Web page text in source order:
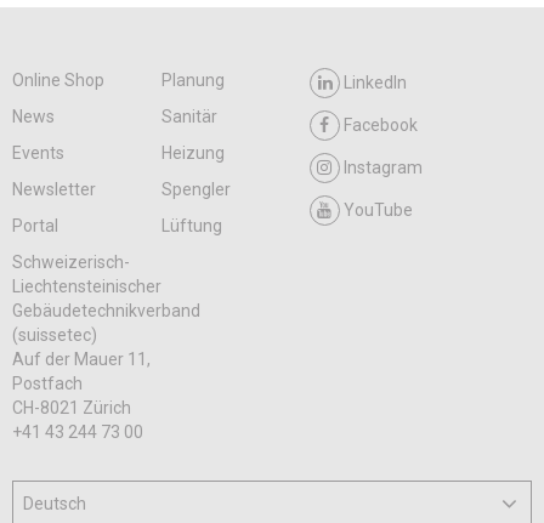
Online Shop
Planung
News
Sanitär
Events
Heizung
Newsletter
Spengler
Portal
Lüftung
LinkedIn
Facebook
Instagram
YouTube
Schweizerisch-
Liechtensteinischer
Gebäudetechnikverband
(suissetec)
Auf der Mauer 11,
Postfach
CH-8021 Zürich
+41 43 244 73 00